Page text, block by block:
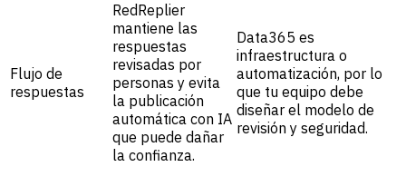
Flujo de
respuestas
RedReplier
mantiene las
respuestas
revisadas por
personas y evita
la publicación
automática con IA
que puede dañar
la confianza.
Data365 es
infraestructura o
automatización, por lo
que tu equipo debe
diseñar el modelo de
revisión y seguridad.